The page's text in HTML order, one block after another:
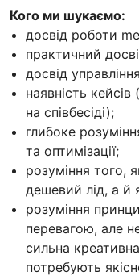
Кого ми шукаємо:
досвід роботи
практичний
досвід
наявність кейсів
на співбесіді);
глибоке
та оптимізації;
розуміння того,
дешевий лід, а й
розуміння
перевагою, але
сильна креативна
потребують